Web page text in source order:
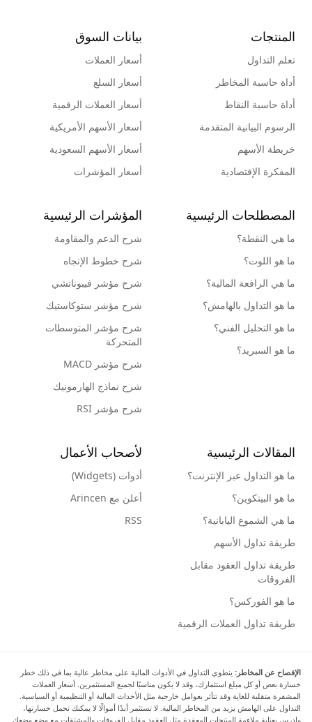
المنتجات
تعلم التداول
أداة حاسبة المخاطر
أداة حاسبة النقاط
الرسوم البيانية المتقدمة
خريطة الأسهم
المفكرة الإقتصادية
بيانات السوق
أسعار العملات
أسعار السلع
أسعار العملات الرقمية
أسعار الأسهم الأمريكية
أسعار الأسهم السعودية
أسعار المؤشرات
المصطلحات الرئيسية
ما هي النقطة؟
ما هو اللوت؟
ما هي الرافعة المالية؟
ما هو التداول بالهامش؟
ما هو التحليل الفني؟
ما هو السبريد؟
المؤشرات الرئيسية
شرح الدعم والمقاومة
شرح خطوط الإتجاه
شرح مؤشر فيبوناتشي
شرح مؤشر ستوكاستيك
شرح مؤشر المتوسطات
المتحركة
شرح مؤشر MACD
شرح نماذج الهارمونيك
شرح مؤشر RSI
المقالات الرئيسية
ما هو التداول عبر الإنترنت؟
ما هو البيتكوين؟
ما هي الشموع اليابانية؟
طريقة تداول الأسهم
طريقة تداول العقود مقابل
الفروقات
ما هو الفوركس؟
طريقة تداول العملات الرقمية
لأصحاب الأعمال
أدوات (Widgets)
أعلن مع Arincen
RSS
الإفصاح عن المخاطر: ينطوي التداول في الأدوات المالية على مخاطر عالية بما في ذلك خطر
خسارة بعض أو كل مبلغ استثمارك، وقد لا يكون مناسبًا لجميع المستثمرين. أسعار العملات
المشفرة متقلبة للغاية وقد تتأثر بعوامل خارجية مثل الأحداث المالية أو التنظيمية أو السياسية.
التداول على الهامش يزيد من المخاطر المالية. لا تستثمر أبدًا أموالًا لا يمكنك تحمل خسارتها،
وادرس بعناية ملاءمة المنتجات المعقدة مثل العقود مقابل الفروقات والمشتقات مع وضع وضعك